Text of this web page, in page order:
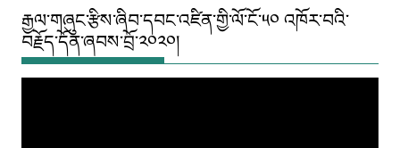
རྒྱལ་གཞུང་རྩིས་ཞིབ་དབང་འཛིན་གྱི་ལོ་ངོ་༥༠ འཁོར་བའི་
བརྗོད་དོན་ཞབས་བྲོ་༢༠༢༠།